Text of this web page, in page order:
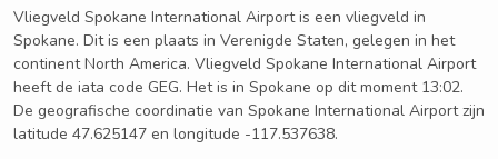
Vliegveld Spokane International Airport is een vliegveld in
Spokane. Dit is een plaats in Verenigde Staten, gelegen in het
continent North America. Vliegveld Spokane International Airport
heeft de iata code GEG. Het is in Spokane op dit moment 13:02.
De geografische coordinatie van Spokane International Airport zijn
latitude 47.625147 en longitude -117.537638.